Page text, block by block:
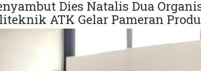
Dies Natalis Dua
ATK Gelar Pameran